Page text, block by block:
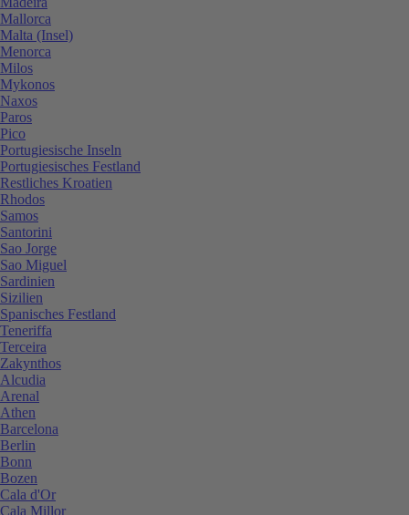
Mallorca
Malta (Insel)
Menorca
Milos
Mykonos
Naxos
Paros
Pico
Portugiesische Inseln
Portugiesisches Festland
Restliches Kroatien
Rhodos
Samos
Santorini
Sao Jorge
Sao Miguel
Sardinien
Sizilien
Spanisches Festland
Teneriffa
Terceira
Zakynthos
Alcudia
Arenal
Athen
Barcelona
Berlin
Bonn
Bozen
Cala d'Or
Cala Millor